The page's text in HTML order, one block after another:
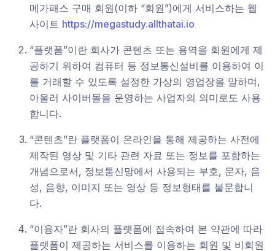
메가패스 구매 회원(이하 “회원”)에게 서비스하는 웹
사이트 https://megastudy.allthatai.io
“플랫폼”이란 회사가 콘텐츠 또는 용역을 회원에게 제
공하기 위하여 컴퓨터 등 정보통신설비를 이용하여 이
를 거래할 수 있도록 설정한 가상의 영업장을 말하며,
아울러 사이버몰을 운영하는 사업자의 의미로도 사용
합니다.
“콘텐츠”란 플랫폼이 온라인을 통해 제공하는 사전에
제작된 영상 및 기타 관련 자료 또는 정보를 포함하는
개념으로서, 정보통신망에서 사용되는 부호, 문자, 음
성, 음향, 이미지 또는 영상 등 정보형태를 불문합니
다.
“이용자”란 회사의 플랫폼에 접속하여 본 약관에 따라
플랫폼이 제공하는 서비스를 이용하는 회원 및 비회원